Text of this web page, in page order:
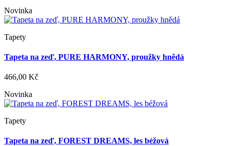
Novinka
Tapety
Tapeta na zeď, PURE HARMONY, proužky hnědá
466,00 Kč
Novinka
Tapety
Tapeta na zeď, FOREST DREAMS, les béžová